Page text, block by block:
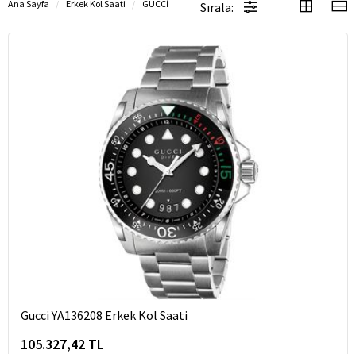
Ana Sayfa Erkek Kol Saati GUCCİ Sırala:
Gucci YA136208 Erkek Kol Saati
105.327,42 TL